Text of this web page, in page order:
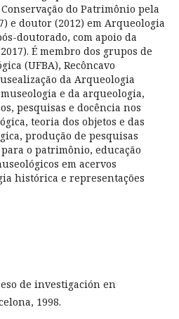
do Patrimônio pela
e doutor (2012) em Arqueologia
doutorado, com apoio da
É membro dos grupos de
(UFBA), Recôncavo
da Arqueologia
e da arqueologia,
pesquisas e docência nos
teoria dos objetos e das
produção de pesquisas
o patrimônio, educação
em acervos
histórica e representações
de investigación en
1998.